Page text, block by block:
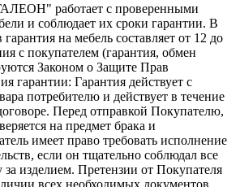
работает с проверенными
и соблюдает их сроки гарантии. В
на мебель составляет от 12 до
с покупателем (гарантия, обмен
Законом о Защите Прав
гарантии: Гарантия действует с
потребителю и действует в течение
Перед отправкой Покупателю,
на предмет брака и
имеет право требовать исполнение
если он тщательно соблюдал все
изделием. Претензии от Покупателя
всех необходимых документов